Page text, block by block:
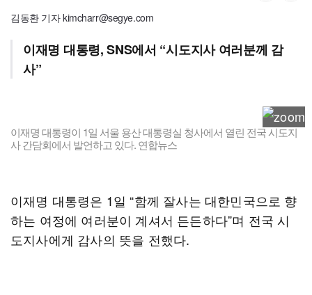
김동환 기자 kimcharr@segye.com
이재명 대통령, SNS에서 “시도지사 여러분께 감
사”
이재명 대통령이 1일 서울 용산 대통령실 청사에서 열린 전국 시도지
사 간담회에서 발언하고 있다. 연합뉴스
이재명 대통령은 1일 “함께 잘사는 대한민국으로 향
하는 여정에 여러분이 계셔서 든든하다”며 전국 시
도지사에게 감사의 뜻을 전했다.